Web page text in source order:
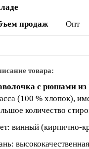
продаж Опт
товара:
с рюшами
(100 % хлопок),
количество
винный (кирпично-